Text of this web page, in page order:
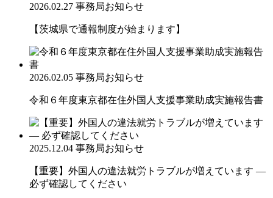
2026.02.27 事務局お知らせ
【茨城県で通報制度が始まります】
2026.02.05 事務局お知らせ
令和６年度東京都在住外国人支援事業助成実施報告書
2025.12.04 事務局お知らせ
【重要】外国人の違法就労トラブルが増えています ―
必ず確認してください